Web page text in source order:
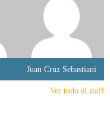
Juan Cruz Sebastiani
Ver todo el staff